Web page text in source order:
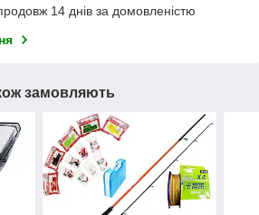
14 днів за домовленістю
замовляють